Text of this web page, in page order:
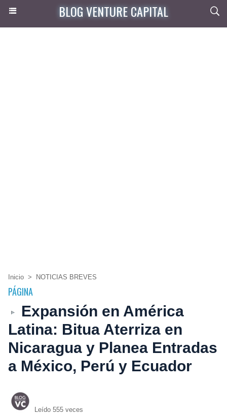
BLOG VENTURE CAPITAL
Inicio > NOTICIAS BREVES
PÁGINA
Expansión en América
Latina: Bitua Aterriza en
Nicaragua y Planea Entradas
a México, Perú y Ecuador
Leído 555 veces